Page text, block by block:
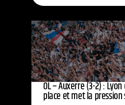
OL – Auxerre (3-2) :
place et met la pression